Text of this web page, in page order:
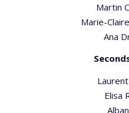
Martin
Marie-
Ana
Elisa